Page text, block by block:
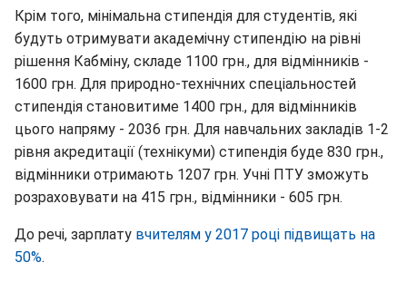
Крім того, мінімальна стипендія для студентів, які
будуть отримувати академічну стипендію на рівні
рішення Кабміну, складе 1100 грн., для відмінників -
1600 грн. Для природно-технічних спеціальностей
стипендія становитиме 1400 грн., для відмінників
цього напряму - 2036 грн. Для навчальних закладів 1-2
рівня акредитації (технікуми) стипендія буде 830 грн.,
відмінники отримають 1207 грн. Учні ПТУ зможуть
розраховувати на 415 грн., відмінники - 605 грн.
До речі, зарплату вчителям у 2017 році підвищать на
50%.